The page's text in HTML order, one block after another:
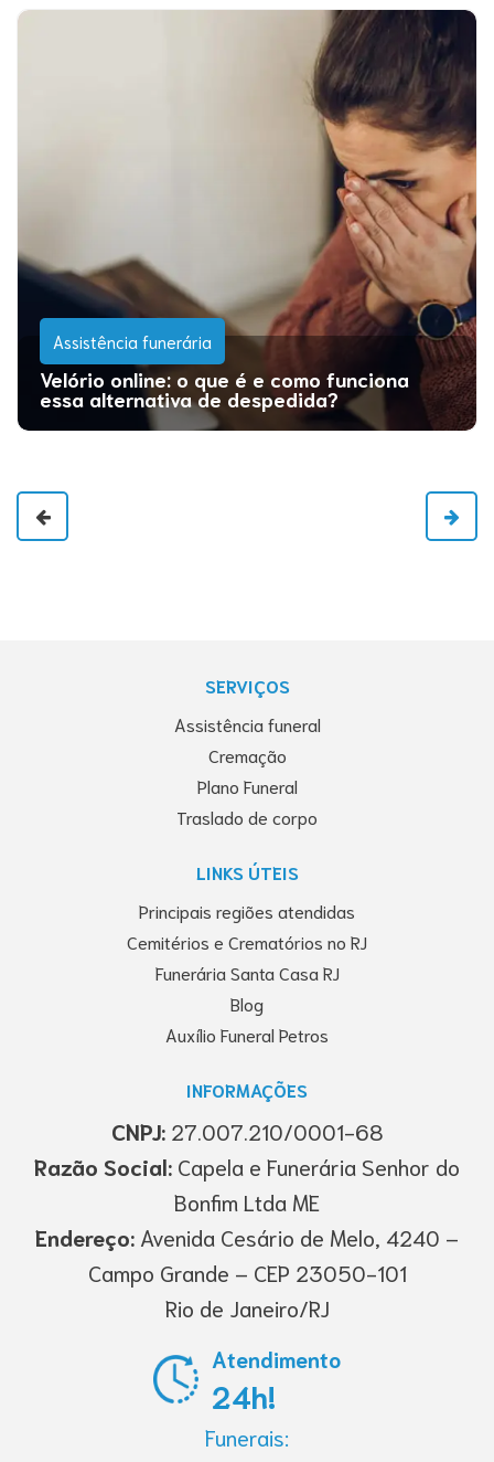
Assistência funerária
Velório online: o que é e como funciona
essa alternativa de despedida?
SERVIÇOS
Assistência funeral
Cremação
Plano Funeral
Traslado de corpo
LINKS ÚTEIS
Principais regiões atendidas
Cemitérios e Crematórios no RJ
Funerária Santa Casa RJ
Blog
Auxílio Funeral Petros
INFORMAÇÕES
CNPJ:27.007.210/0001-68
Razão Social: Capela e Funerária Senhor do
Bonfim Ltda ME
Endereço: Avenida Cesário de Melo, 4240 –
Campo Grande – CEP 23050-101
Rio de Janeiro/RJ
Atendimento
24h!
Funerais: